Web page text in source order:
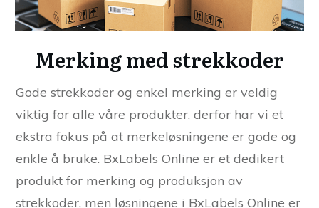
Merking med strekkoder
Gode strekkoder og enkel merking er veldig
viktig for alle våre produkter, derfor har vi et
ekstra fokus på at merkeløsningene er gode og
enkle å bruke. BxLabels Online er et dedikert
produkt for merking og produksjon av
strekkoder, men løsningene i BxLabels Online er